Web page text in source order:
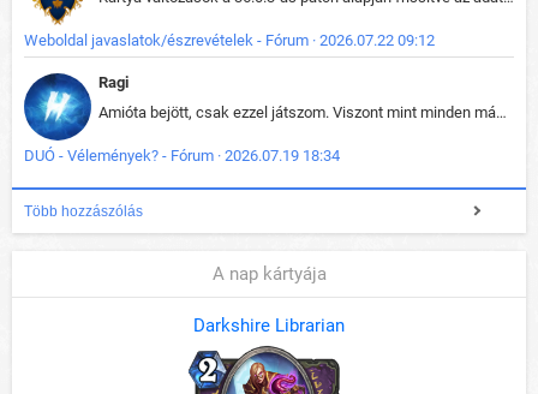
Weboldal javaslatok/észrevételek - Fórum · 2026.07.22 09:12
Ragi
Amióta bejött, csak ezzel játszom. Viszont mint minden más - akár az alapjáték is, ez is baromira összetett lett. Néha már pár kör után is esélytelen az egész. Vagy irreállisan túltápol valaki, vagy lelép a partner, vagy csak hülye mint a segg. És amikor eljönne az én időm, na akkor jön el mindenki másé is. Engem jobban érdekelne, hogy ki milyen ratingen szokott játszani. Na ez lenne egy érdekes adat.
DUÓ - Vélemények? - Fórum · 2026.07.19 18:34
Több hozzászólás
A nap kártyája
Darkshire Librarian